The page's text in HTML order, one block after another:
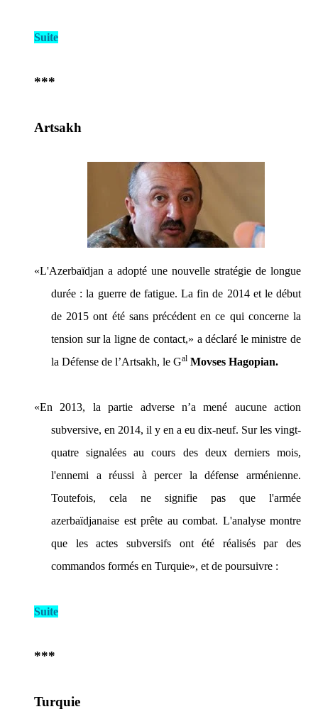
Suite
***
Artsakh
«L'Azerbaïdjan a adopté une nouvelle stratégie de longue
durée : la guerre de fatigue. La fin de 2014 et le début
de 2015 ont été sans précédent en ce qui concerne la
tension sur la ligne de contact,» a déclaré le ministre de
la Défense de l’Artsakh, le Gal Movses Hagopian.
«En 2013, la partie adverse n’a mené aucune action
subversive, en 2014, il y en a eu dix-neuf. Sur les vingt-
quatre signalées au cours des deux derniers mois,
l'ennemi a réussi à percer la défense arménienne.
Toutefois, cela ne signifie pas que l'armée
azerbaïdjanaise est prête au combat. L'analyse montre
que les actes subversifs ont été réalisés par des
commandos formés en Turquie», et de poursuivre :
Suite
***
Turquie